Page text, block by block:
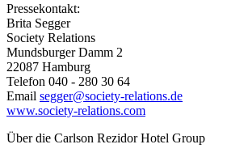
Pressekontakt:
Brita Segger
Society Relations
Mundsburger Damm 2
22087 Hamburg
Telefon 040 - 280 30 64
Email segger@society-relations.de
www.society-relations.com
Über die Carlson Rezidor Hotel Group